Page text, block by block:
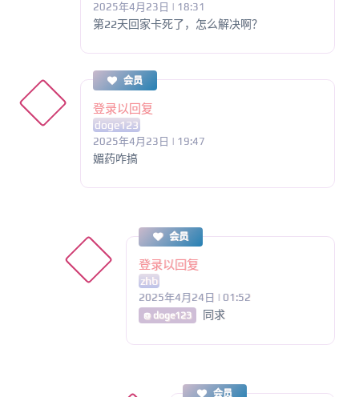
2025年4月23日 | 18:31
第22天回家卡死了，怎么解决啊？
会员
登录以回复
doge123
2025年4月23日 | 19:47
媚药咋搞
会员
登录以回复
zhb
2025年4月24日 | 01:52
@ doge123 同求
会员